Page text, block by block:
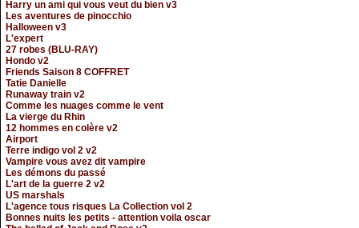
Harry un ami qui vous veut du bien v3
Les aventures de pinocchio
Halloween v3
L'expert
27 robes (BLU-RAY)
Hondo v2
Friends Saison 8 COFFRET
Tatie Danielle
Runaway train v2
Comme les nuages comme le vent
La vierge du Rhin
12 hommes en colère v2
Airport
Terre indigo vol 2 v2
Vampire vous avez dit vampire
Les démons du passé
L'art de la guerre 2 v2
US marshals
L'agence tous risques La Collection vol 2
Bonnes nuits les petits - attention voila oscar